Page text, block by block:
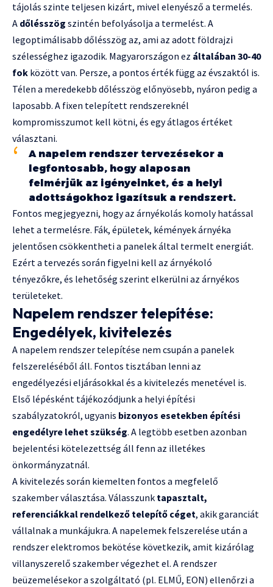
tájolás szinte teljesen kizárt, mivel elenyésző a termelés.
A dőlésszög szintén befolyásolja a termelést. A
legoptimálisabb dőlésszög az, ami az adott földrajzi
szélességhez igazodik. Magyarországon ez általában 30-40
fok között van. Persze, a pontos érték függ az évszaktól is.
Télen a meredekebb dőlésszög előnyösebb, nyáron pedig a
laposabb. A fixen telepített rendszereknél
kompromisszumot kell kötni, és egy átlagos értéket
választani.
A napelem rendszer tervezésekor a
legfontosabb, hogy alaposan
felmérjük az igényeinket, és a helyi
adottságokhoz igazítsuk a rendszert.
Fontos megjegyezni, hogy az árnyékolás komoly hatással
lehet a termelésre. Fák, épületek, kémények árnyéka
jelentősen csökkentheti a panelek által termelt energiát.
Ezért a tervezés során figyelni kell az árnyékoló
tényezőkre, és lehetőség szerint elkerülni az árnyékos
területeket.
Napelem rendszer telepítése:
Engedélyek, kivitelezés
A napelem rendszer telepítése nem csupán a panelek
felszereléséből áll. Fontos tisztában lenni az
engedélyezési eljárásokkal és a kivitelezés menetével is.
Első lépésként tájékozódjunk a helyi építési
szabályzatokról, ugyanis bizonyos esetekben építési
engedélyre lehet szükség. A legtöbb esetben azonban
bejelentési kötelezettség áll fenn az illetékes
önkormányzatnál.
A kivitelezés során kiemelten fontos a megfelelő
szakember választása. Válasszunk tapasztalt,
referenciákkal rendelkező telepítő céget, akik garanciát
vállalnak a munkájukra. A napelemek felszerelése után a
rendszer elektromos bekötése következik, amit kizárólag
villanyszerelő szakember végezhet el. A rendszer
beüzemelésekor a szolgáltató (pl. ELMŰ, EON) ellenőrzi a